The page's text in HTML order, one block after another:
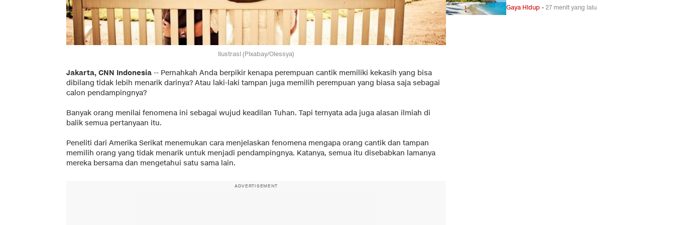
Ilustrasi (Pixabay/Olessya)
Jakarta, CNN Indonesia -- Pernahkah Anda berpikir kenapa perempuan cantik memiliki kekasih yang bisa
dibilang tidak lebih menarik darinya? Atau laki-laki tampan juga memilih perempuan yang biasa saja sebagai
calon pendampingnya?
Banyak orang menilai fenomena ini sebagai wujud keadilan Tuhan. Tapi ternyata ada juga alasan ilmiah di
balik semua pertanyaan itu.
Peneliti dari Amerika Serikat menemukan cara menjelaskan fenomena mengapa orang cantik dan tampan
memilih orang yang tidak menarik untuk menjadi pendampingnya. Katanya, semua itu disebabkan lamanya
mereka bersama dan mengetahui satu sama lain.
ADVERTISEMENT
Gaya Hidup •27 menit yang lalu